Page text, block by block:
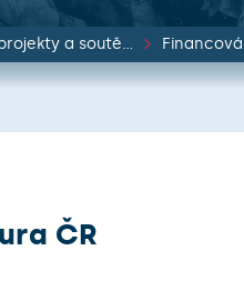
Granty, projekty a soutěže
ČR